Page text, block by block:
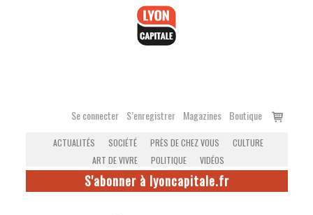
Se connecter S’enregistrer Magazines Boutique
Voir
ACTUALITÉS SOCIÉTÉ PRÈS DE CHEZ VOUS
CULTURE
ART DE VIVRE
POLITIQUE VIDÉOS
S'abonner à lyoncapitale.fr